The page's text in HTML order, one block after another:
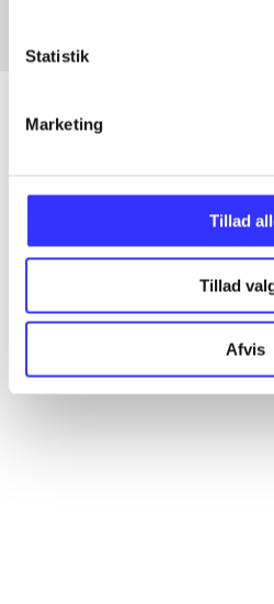
Statistik
Marketing
Tillad
Tillad
Afvis
Alle registrerede artikler fordelt